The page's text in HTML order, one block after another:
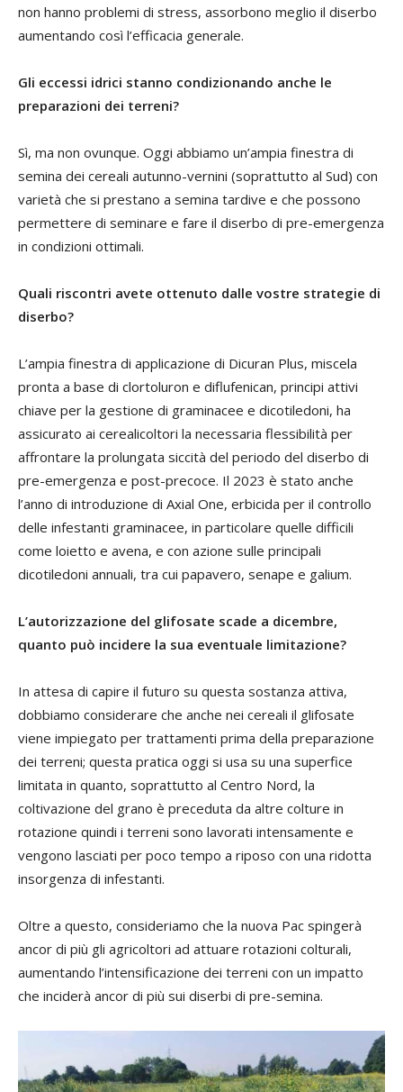
non hanno problemi di stress, assorbono meglio il diserbo
aumentando così l’efficacia generale.
Gli eccessi idrici stanno condizionando anche le
preparazioni dei terreni?
Sì, ma non ovunque. Oggi abbiamo un’ampia finestra di
semina dei cereali autunno-vernini (soprattutto al Sud) con
varietà che si prestano a semina tardive e che possono
permettere di seminare e fare il diserbo di pre-emergenza
in condizioni ottimali.
Quali riscontri avete ottenuto dalle vostre strategie di
diserbo?
L’ampia finestra di applicazione di Dicuran Plus, miscela
pronta a base di clortoluron e diflufenican, principi attivi
chiave per la gestione di graminacee e dicotiledoni, ha
assicurato ai cerealicoltori la necessaria flessibilità per
affrontare la prolungata siccità del periodo del diserbo di
pre-emergenza e post-precoce. Il 2023 è stato anche
l’anno di introduzione di Axial One, erbicida per il controllo
delle infestanti graminacee, in particolare quelle difficili
come loietto e avena, e con azione sulle principali
dicotiledoni annuali, tra cui papavero, senape e galium.
L’autorizzazione del glifosate scade a dicembre,
quanto può incidere la sua eventuale limitazione?
In attesa di capire il futuro su questa sostanza attiva,
dobbiamo considerare che anche nei cereali il glifosate
viene impiegato per trattamenti prima della preparazione
dei terreni; questa pratica oggi si usa su una superfice
limitata in quanto, soprattutto al Centro Nord, la
coltivazione del grano è preceduta da altre colture in
rotazione quindi i terreni sono lavorati intensamente e
vengono lasciati per poco tempo a riposo con una ridotta
insorgenza di infestanti.
Oltre a questo, consideriamo che la nuova Pac spingerà
ancor di più gli agricoltori ad attuare rotazioni colturali,
aumentando l’intensificazione dei terreni con un impatto
che inciderà ancor di più sui diserbi di pre-semina.